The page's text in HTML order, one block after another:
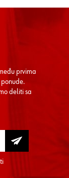
prvima
ponude.
deliti sa